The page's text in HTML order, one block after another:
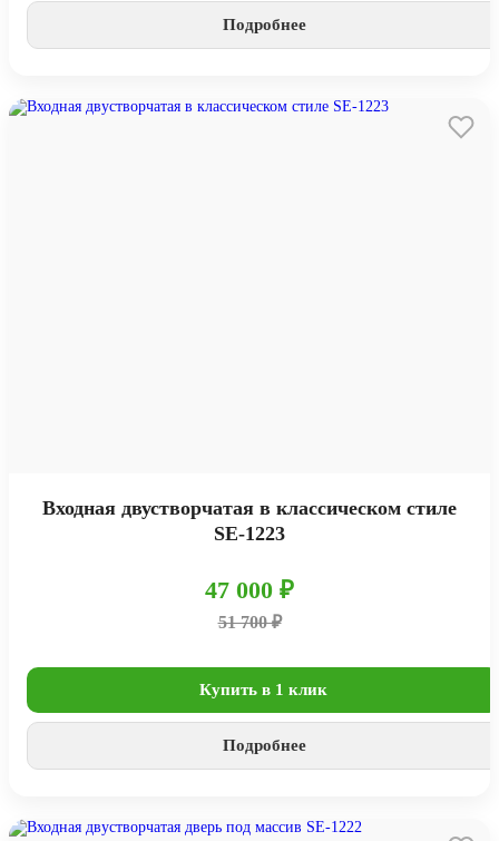
Подробнее
Входная двустворчатая в классическом стиле
SE-1223
47 000 ₽
51 700 ₽
Купить в 1 клик
Подробнее